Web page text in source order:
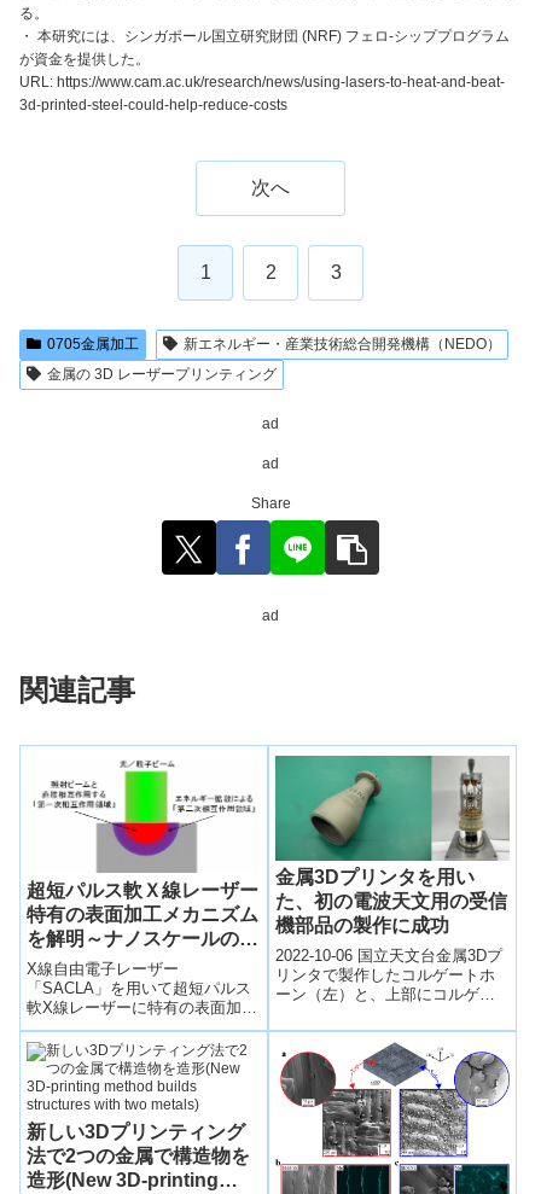
る。
・ 本研究には、シンガポール国立研究財団 (NRF) フェロ-シッププログラム
が資金を提供した。
URL: https://www.cam.ac.uk/research/news/using-lasers-to-heat-and-beat-
3d-printed-steel-could-help-reduce-costs
次へ
1 2 3
0705金属加工
新エネルギー・産業技術総合開発機構（NEDO）
金属の 3D レーザープリンティング
ad
ad
Share
ad
関連記事
超短パルス軟Ｘ線レーザー
特有の表面加工メカニズム
を解明～ナノスケールの超
精密・直接加工が可能に
X線自由電子レーザー
「SACLA」を用いて超短パルス
軟X線レーザーに特有の表面加工
メカニズムを解明した。
金属3Dプリンタを用い
た、初の電波天文用の受信
機部品の製作に成功
2022-10-06 国立天文台金属3Dプ
リンタで製作したコルゲートホ
ーン（左）と、上部にコルゲー
機（右）。（Credit: NA...
新しい3Dプリンティング
法で2つの金属で構造物を
造形(New 3D‑printing